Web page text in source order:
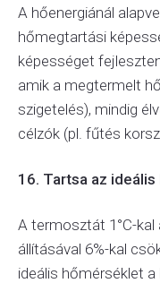
A hőenergiánál
hőmegtartási
képességet
amik a megtermelt
szigetelés), mindig
célzók (pl. fűtés
16. Tartsa az
A termosztát 1°C-
állításával 6%-kal
ideális hőmérséklet a